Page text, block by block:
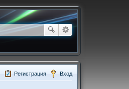
Вход
Регистрация